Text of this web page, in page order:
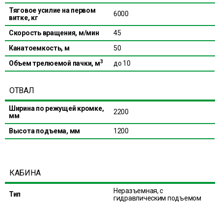
Тяговое усилие на первом
витке, кг
6000
Скорость вращения, м/мин
45
Канатоемкость, м
50
Объем трелюемой пачки, м3 до 10
ОТВАЛ
Ширина по режущей кромке,
мм
2200
Высота подъема, мм 1200
КАБИНА
Тип
Неразъемная, с
гидравлическим подъемом